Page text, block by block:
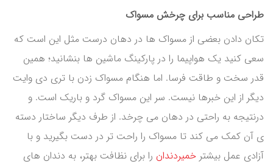
طراحی مناسب برای چرخش مسواک
تکان دادن بعضی از مسواک ها در دهان درست مثل این است که
سعی کنید یک هواپیما را در پارکینگ ماشین ها بنشانید؛ همین
قدر سخت و طاقت فرسا. اما هنگام مسواک زدن با تری دی وایت
دیگر از این خبرها نیست. سر این مسواک گرد و باریک است. و
درنتیجه به راحتی در دهان می چرخد. از طرف دیگر ساختار دسته
ی آن کمک می کند تا مسواک را راحت تر در دست بگیرید و با
آزادی عمل بیشتر خمیردندان را برای نظافت بهتر، به دندان های